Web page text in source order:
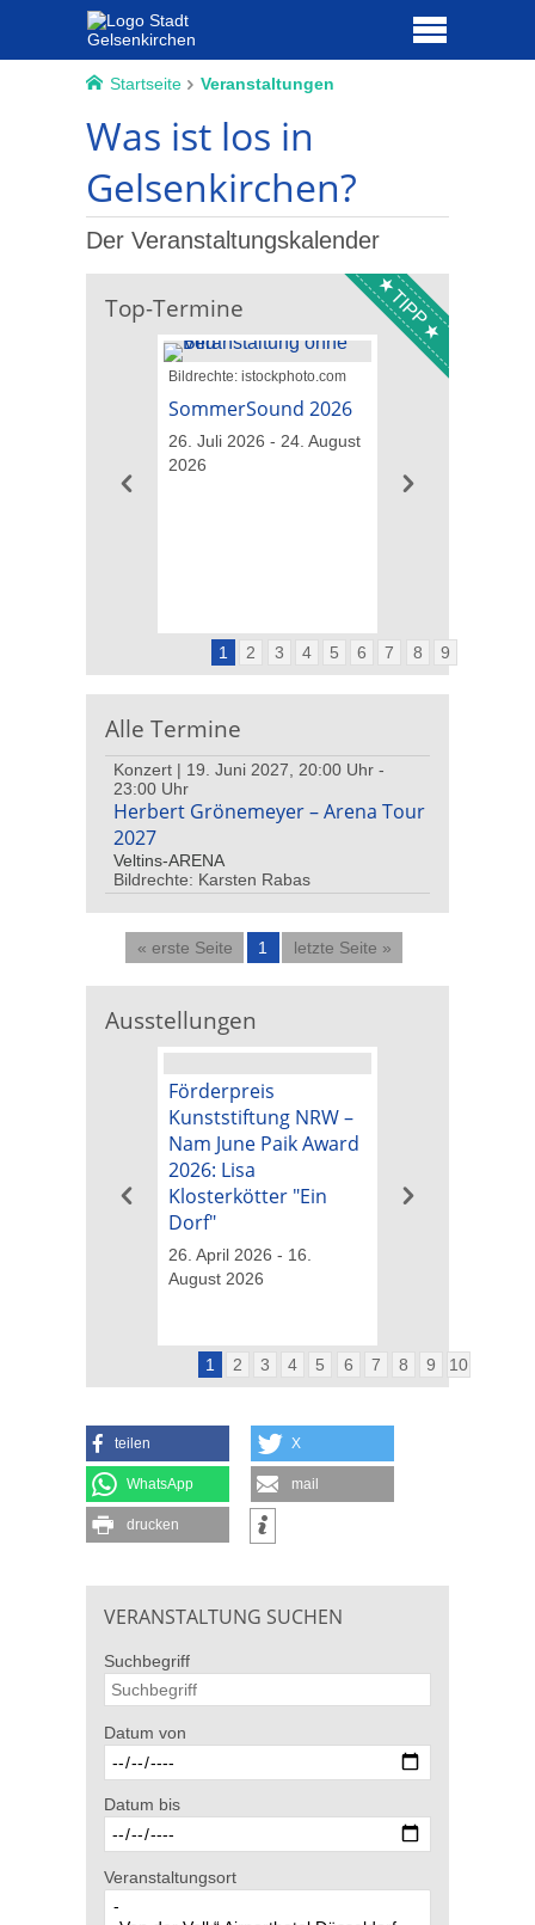
Startseite Veranstaltungen
Was ist los in
Gelsenkirchen?
Der Veranstaltungskalender
Top-Termine TIPP
Bildrechte: istockphoto.com
SommerSound 2026
26. Juli 2026 - 24. August
2026
Bildrechte:
21. August 2026
1 2 3 4 5 6 7 8 9
Alle Termine
Konzert | 19. Juni 2027, 20:00 Uhr -
23:00 Uhr
Herbert Grönemeyer – Arena Tour
2027
Veltins-ARENA
Bildrechte: Karsten Rabas
« erste Seite 1 letzte Seite »
Ausstellungen
Förderpreis
Kunststiftung NRW –
Nam June Paik Award
2026: Lisa
Klosterkötter "Ein
Dorf"
26. April 2026 - 16.
August 2026
1 2 3 4 5 6 7 8 9 10
teilen X
WhatsApp mail
drucken
VERANSTALTUNG SUCHEN
Suchbegriff
Datum von
Datum bis
Veranstaltungsort